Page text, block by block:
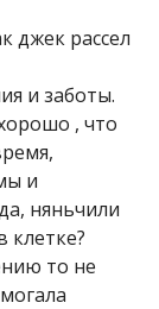
джек рассел
и заботы.
, что
и
няньчили
клетке?
то не